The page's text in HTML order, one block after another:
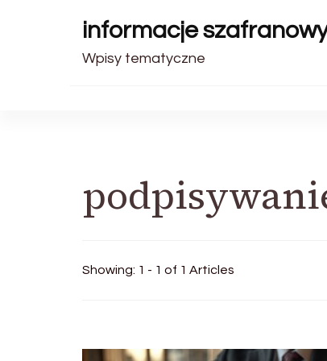
informacje
Wpisy tematyczne
Showing: 1 - 1 of 1 Articles